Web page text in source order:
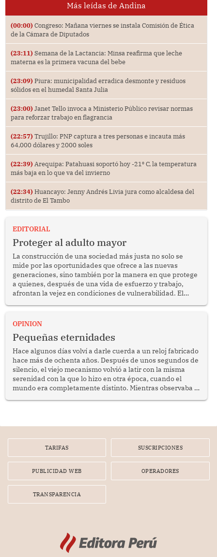
Más leídas de Andina
(00:00) Congreso: Mañana viernes se instala Comisión de Ética
de la Cámara de Diputados
(23:11) Semana de la Lactancia: Minsa reafirma que leche
materna es la primera vacuna del bebe
(23:09) Piura: municipalidad erradica desmonte y residuos
sólidos en el humedal Santa Julia
(23:00) Janet Tello invoca a Ministerio Público revisar normas
para reforzar trabajo en flagrancia
(22:57) Trujillo: PNP captura a tres personas e incauta más
64,000 dólares y 2000 soles
(22:39) Arequipa: Patahuasi soportó hoy -21⁰ C, la temperatura
más baja en lo que va del invierno
(22:34) Huancayo: Jenny Andrés Livia jura como alcaldesa del
distrito de El Tambo
EDITORIAL
Proteger al adulto mayor
La construcción de una sociedad más justa no solo se
mide por las oportunidades que ofrece a las nuevas
generaciones, sino también por la manera en que protege
a quienes, después de una vida de esfuerzo y trabajo,
afrontan la vejez en condiciones de vulnerabilidad. El
bimestrales el subsidio que reciben los beneficiarios del
reflexionar sobre la importancia de fortalecer las políticas
públicas dirigidas a los adultos mayores en pobreza.
OPINION
Pequeñas eternidades
Hace algunos días volví a darle cuerda a un reloj fabricado
hace más de ochenta años. Después de unos segundos de
silencio, el viejo mecanismo volvió a latir con la misma
serenidad con la que lo hizo en otra época, cuando el
mundo era completamente distinto. Mientras observaba el
TARIFAS SUSCRIPCIONES
PUBLICIDAD WEB OPERADORES
TRANSPARENCIA